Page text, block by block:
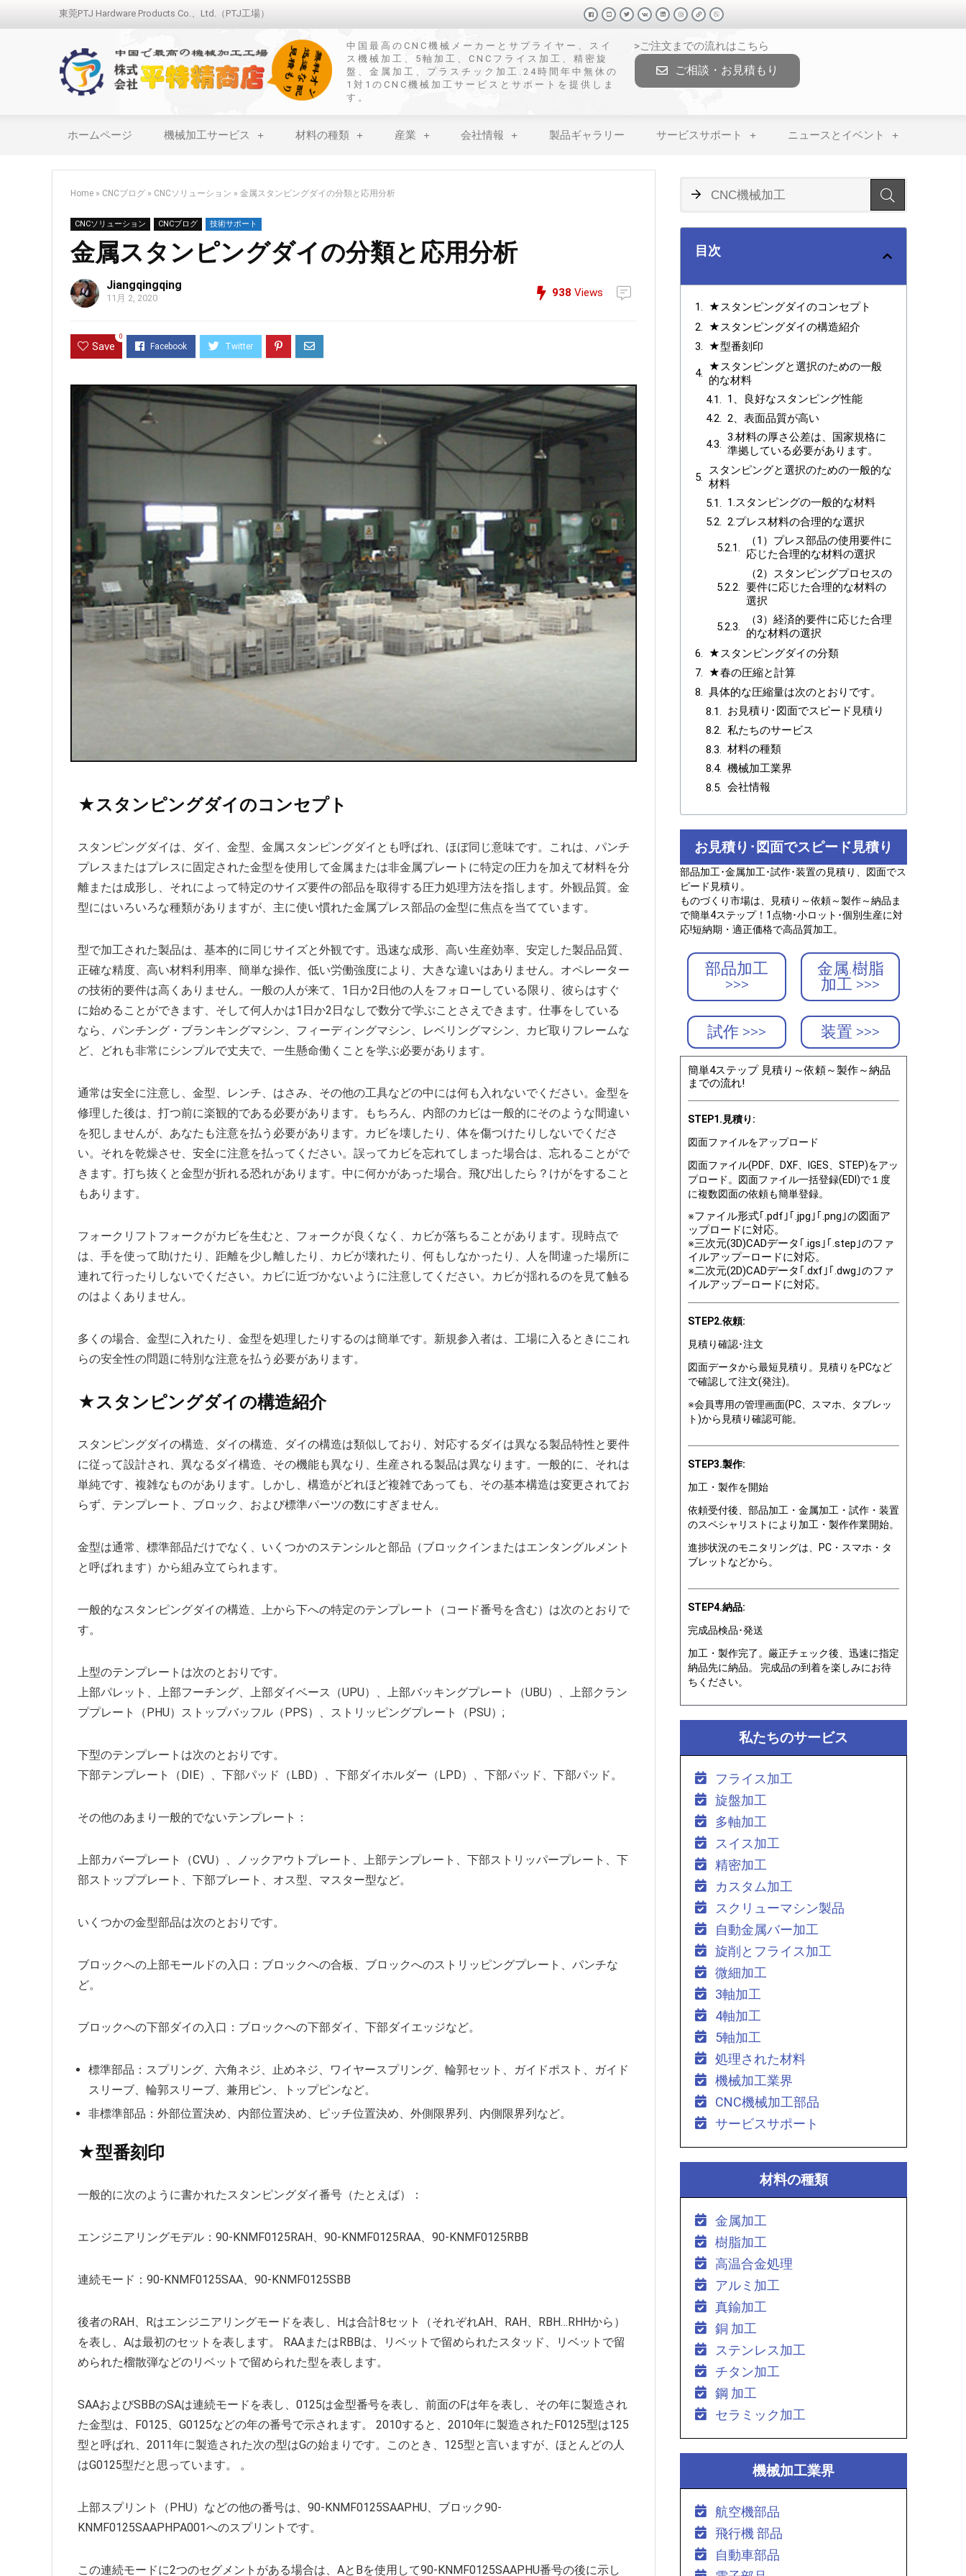
東莞PTJ Hardware Products Co.、Ltd.（PTJ工場）
中国最高のCNC機械メーカーとサプライヤー、スイ
ス機械加工、5軸加工、CNCフライス加工、精密旋
盤、金属加工、プラスチック加工.24時間年中無休の
1対1のCNC機械加工サービスとサポートを提供しま
す。
>ご注文までの流れはこちら
ご相談・お見積もり
ホームページ 機械加工サービス 材料の種類 産業 会社情報 製品ギャラリー サービスサポート ニュースとイベント
Home » CNCブログ » CNCソリューション » 金属スタンピングダイの分類と応用分析
CNCソリューション CNCブログ 技術サポート
金属スタンピングダイの分類と応用分析
Jiangqingqing
11月 2, 2020 938 Views
Save
0
★スタンピングダイのコンセプト
スタンピングダイは、ダイ、金型、金属スタンピングダイとも呼ばれ、ほぼ同じ意味です。これは、パンチ
プレスまたはプレスに固定された金型を使用して金属または非金属プレートに特定の圧力を加えて材料を分
離または成形し、それによって特定のサイズ要件の部品を取得する圧力処理方法を指します。外観品質。金
型にはいろいろな種類がありますが、主に使い慣れた金属プレス部品の金型に焦点を当てています。
型で加工された製品は、基本的に同じサイズと外観です。迅速な成形、高い生産効率、安定した製品品質、
正確な精度、高い材料利用率、簡単な操作、低い労働強度により、大きな違いはありません。オペレーター
の技術的要件は高くありません。一般の人が来て、1日か2日他の人をフォローしている限り、彼らはすぐ
に始めることができます、そして何人かは1日か2日なしで数分で学ぶことさえできます。仕事をしている
なら、パンチング・ブランキングマシン、フィーディングマシン、レベリングマシン、カビ取りフレームな
ど、どれも非常にシンプルで丈夫で、一生懸命働くことを学ぶ必要があります。
通常は安全に注意し、金型、レンチ、はさみ、その他の工具などの中には何も入れないでください。金型を
修理した後は、打つ前に楽観的である必要があります。もちろん、内部のカビは一般的にそのような間違い
を犯しませんが、あなたも注意を払う必要があります。カビを壊したり、体を傷つけたりしないでくださ
い。それを乾燥させ、安全に注意を払ってください。誤ってカビを忘れてしまった場合は、忘れることがで
きます。打ち抜くと金型が折れる恐れがあります。中に何かがあった場合。飛び出したら？けがをすること
もあります。
フォークリフトフォークがカビを生むと、フォークが良くなく、カビが落ちることがあります。現時点で
は、手を使って助けたり、距離を少し離したり、カビが壊れたり、何もしなかったり、人を間違った場所に
連れて行ったりしないでください。カビに近づかないように注意してください。カビが揺れるのを見て触る
のはよくありません。
多くの場合、金型に入れたり、金型を処理したりするのは簡単です。新規参入者は、工場に入るときにこれ
らの安全性の問題に特別な注意を払う必要があります。
★スタンピングダイの構造紹介
スタンピングダイの構造、ダイの構造、ダイの構造は類似しており、対応するダイは異なる製品特性と要件
に従って設計され、異なるダイ構造、その機能も異なり、生産される製品は異なります。一般的に、それは
単純です、複雑なものがあります。しかし、構造がどれほど複雑であっても、その基本構造は変更されてお
らず、テンプレート、ブロック、および標準パーツの数にすぎません。
金型は通常、標準部品だけでなく、いくつかのステンシルと部品（ブロックインまたはエンタングルメント
と呼ばれます）から組み立てられます。
一般的なスタンピングダイの構造、上から下への特定のテンプレート（コード番号を含む）は次のとおりで
す。
上型のテンプレートは次のとおりです。
上部パレット、上部フーチング、上部ダイベース（UPU）、上部バッキングプレート（UBU）、上部クラン
ププレート（PHU）ストップバッフル（PPS）、ストリッピングプレート（PSU）;
下型のテンプレートは次のとおりです。
下部テンプレート（DIE）、下部パッド（LBD）、下部ダイホルダー（LPD）、下部パッド、下部パッド。
その他のあまり一般的でないテンプレート：
上部カバープレート（CVU）、ノックアウトプレート、上部テンプレート、下部ストリッパープレート、下
部ストッププレート、下部プレート、オス型、マスター型など。
いくつかの金型部品は次のとおりです。
ブロックへの上部モールドの入口：ブロックへの合板、ブロックへのストリッピングプレート、パンチな
ど。
ブロックへの下部ダイの入口：ブロックへの下部ダイ、下部ダイエッジなど。
標準部品：スプリング、六角ネジ、止めネジ、ワイヤースプリング、輪郭セット、ガイドポスト、ガイド
スリーブ、輪郭スリーブ、兼用ピン、トップピンなど。
非標準部品：外部位置決め、内部位置決め、ピッチ位置決め、外側限界列、内側限界列など。
★型番刻印
一般的に次のように書かれたスタンピングダイ番号（たとえば）：
エンジニアリングモデル：90-KNMF0125RAH、90-KNMF0125RAA、90-KNMF0125RBB
連続モード：90-KNMF0125SAA、90-KNMF0125SBB
後者のRAH、Rはエンジニアリングモードを表し、Hは合計8セット（それぞれAH、RAH、RBH…RHHから）
を表し、Aは最初のセットを表します。 RAAまたはRBBは、リベットで留められたスタッド、リベットで留
められた榴散弾などのリベットで留められた型を表します。
SAAおよびSBBのSAは連続モードを表し、0125は金型番号を表し、前面のFは年を表し、その年に製造され
た金型は、F0125、G0125などの年の番号で示されます。 2010すると、2010年に製造されたF0125型は125
型と呼ばれ、2011年に製造された次の型はGの始まりです。このとき、125型と言いますが、ほとんどの人
はG0125型だと思っています。 。
上部スプリント（PHU）などの他の番号は、90-KNMF0125SAAPHU、ブロック90-
KNMF0125SAAPHPA001へのスプリントです。
この連続モードに2つのセグメントがある場合は、AとBを使用して90-KNMF0125SAAPHU番号の後に示し
目次
★スタンピングダイのコンセプト
★スタンピングダイの構造紹介
★型番刻印
★スタンピングと選択のための一般
的な材料
1、良好なスタンピング性能
2、表面品質が高い
3.材料の厚さ公差は、国家規格に
準拠している必要があります。
スタンピングと選択のための一般的な
材料
1.スタンピングの一般的な材料
2.プレス材料の合理的な選択
（1）プレス部品の使用要件に
応じた合理的な材料の選択
（2）スタンピングプロセスの
要件に応じた合理的な材料の
選択
（3）経済的要件に応じた合理
的な材料の選択
★スタンピングダイの分類
★春の圧縮と計算
具体的な圧縮量は次のとおりです。
お見積り･図面でスピード見積り
私たちのサービス
材料の種類
機械加工業界
会社情報
お見積り･図面でスピード見積り
部品加工･金属加工･試作･装置の見積り、図面でス
ピード見積り。
ものづくり市場は、見積り～依頼～製作～納品ま
で簡単4ステップ！1点物･小ロット･個別生産に対
応!短納期・適正価格で高品質加工。
部品加工
>>>
金属.樹脂
加工 >>>
試作 >>> 装置 >>>
簡単4ステップ 見積り～依頼～製作～納品
までの流れ!
STEP1.見積り:
図面ファイルをアップロード
図面ファイル(PDF、DXF、IGES、STEP)をアッ
プロード。図面ファイル一括登録(EDI)で１度
に複数図面の依頼も簡単登録。
※ファイル形式｢.pdf｣｢.jpg｣｢.png｣の図面ア
ップロードに対応。
※三次元(3D)CADデータ｢.igs｣｢.step｣のファ
イルアップ―ロードに対応。
※二次元(2D)CADデータ｢.dxf｣｢.dwg｣のファ
イルアップ―ロードに対応。
STEP2.依頼:
見積り確認･注文
図面データから最短見積り。見積りをPCなど
で確認して注文(発注)。
※会員専用の管理画面(PC、スマホ、タブレッ
ト)から見積り確認可能。
STEP3.製作:
加工・製作を開始
依頼受付後、部品加工・金属加工・試作・装置
のスペシャリストにより加工・製作作業開始。
進捗状況のモニタリングは、PC・スマホ・タ
ブレットなどから。
STEP4.納品:
完成品検品･発送
加工・製作完了。厳正チェック後、迅速に指定
納品先に納品。 完成品の到着を楽しみにお待
ちください。
私たちのサービス
フライス加工
旋盤加工
多軸加工
スイス加工
精密加工
カスタム加工
スクリューマシン製品
自動金属バー加工
旋削とフライス加工
微細加工
3軸加工
4軸加工
5軸加工
処理された材料
機械加工業界
CNC機械加工部品
サービスサポート
材料の種類
金属加工
樹脂加工
高温合金処理
アルミ加工
真鍮加工
銅 加工
ステンレス加工
チタン加工
鋼 加工
セラミック加工
機械加工業界
航空機部品
飛行機 部品
自動車部品